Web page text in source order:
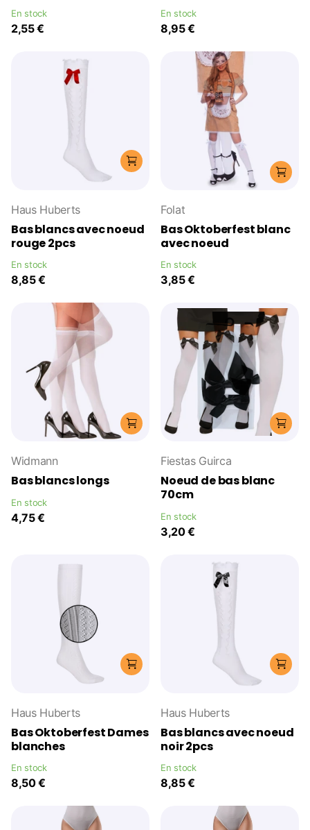
En stock
2,55 €
En stock
8,95 €
Haus Huberts
Bas blancs avec noeud
rouge 2pcs
En stock
8,85 €
Folat
Bas Oktoberfest blanc
avec noeud
En stock
3,85 €
Widmann
Bas blancs longs
En stock
4,75 €
Fiestas Guirca
Noeud de bas blanc
70cm
En stock
3,20 €
Haus Huberts
Bas Oktoberfest Dames
blanches
En stock
8,50 €
Haus Huberts
Bas blancs avec noeud
noir 2pcs
En stock
8,85 €